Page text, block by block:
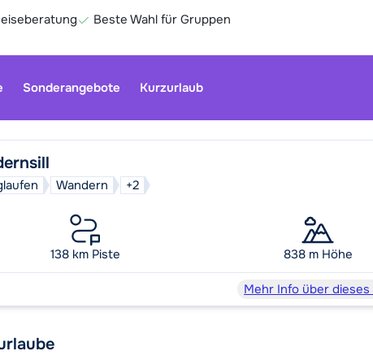
Beste Wahl für Gruppen
Sonderangebote Kurzurlaub
Optionen
Wandern +2
138 km Piste 838 m Höhe
Mehr Info über dieses